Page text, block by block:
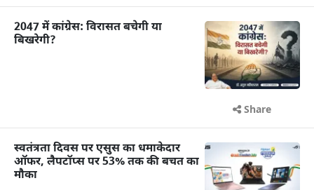
2047 में कांग्रेस: विरासत बचेगी या
बिखरेगी?
Share
स्वतंत्रता दिवस पर एसुस का धमाकेदार
ऑफर, लैपटॉप्स पर 53% तक की बचत का
मौका